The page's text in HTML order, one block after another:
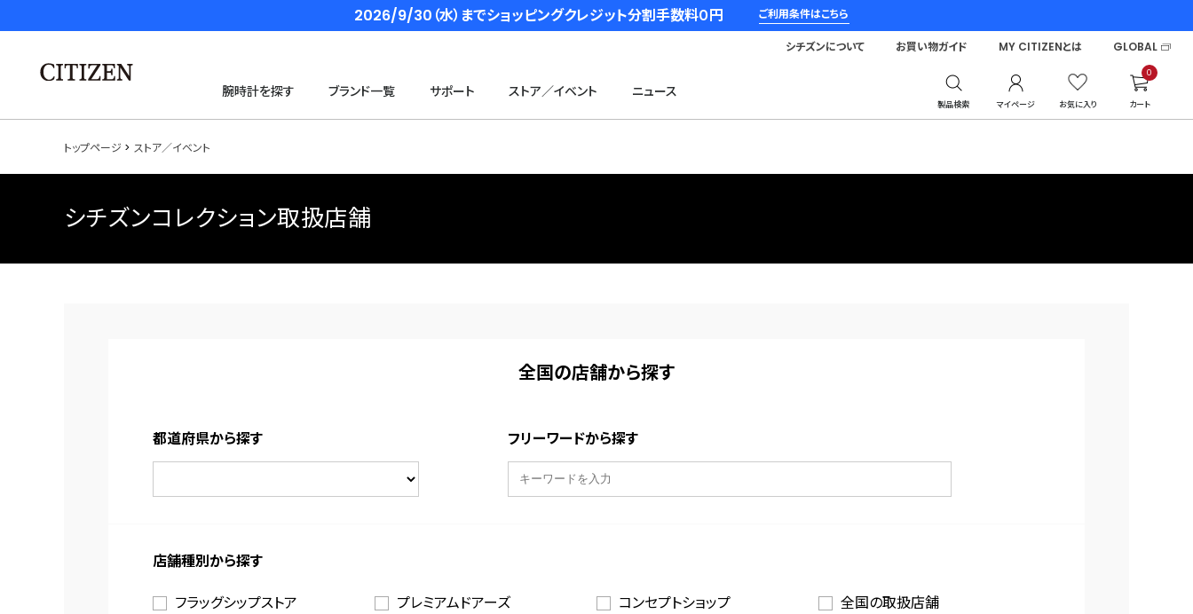
2026/9/30（水）までショッピングクレジット分割手数料０円 ご利用条件はこちら
腕時計を探す ブランド一覧 サポート ストア／イベント ニュース
製品検索 マイページ お気に入り
0
カート
シチズンについて お買い物ガイド MY CITIZENとは GLOBAL
トップページ ストア／イベント
シチズンコレクション取扱店舗
全国の店舗から探す
都道府県から探す フリーワードから探す
店舗種別から探す
フラッグシップストア プレミアムドアーズ コンセプトショップ
全国の取扱店舗